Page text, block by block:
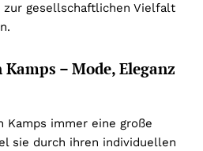
gesellschaftlichen Vielfalt
– Mode, Eleganz
Kamps immer eine große
sie durch ihren individuellen